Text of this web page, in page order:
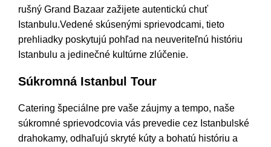
rušný Grand Bazaar zažijete autentickú chuť
Istanbulu.Vedené skúsenými sprievodcami, tieto
prehliadky poskytujú pohľad na neuveriteľnú históriu
Istanbulu a jedinečné kultúrne zlúčenie.
Súkromná Istanbul Tour
Catering špeciálne pre vaše záujmy a tempo, naše
súkromné sprievodcovia vás prevedie cez Istanbulské
drahokamy, odhaľujú skryté kúty a bohatú históriu a